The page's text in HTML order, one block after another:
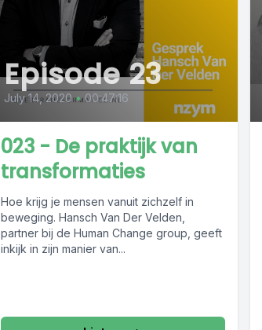
Episode 23
July 14, 2020 • 00:47:16
023 - De praktijk van
transformaties
Hoe krijg je mensen vanuit zichzelf in
beweging. Hansch Van Der Velden,
partner bij de Human Change group, geeft
inkijk in zijn manier van...